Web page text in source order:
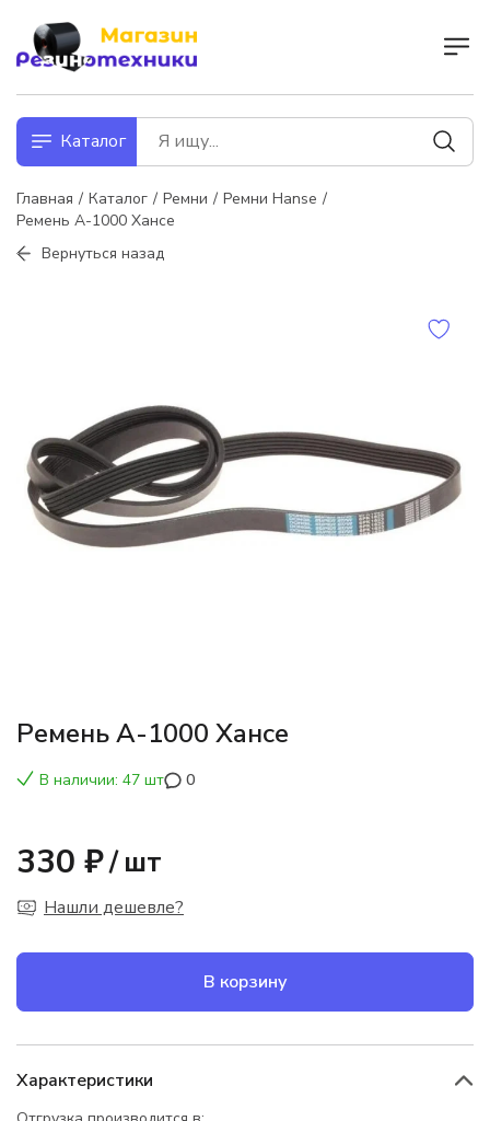
Каталог
Главная Каталог Ремни
Ремни Hanse
Ремень А-1000 Хансе
Вернуться назад
Ремень А-1000 Хансе
В наличии: 47 шт 0
330 ₽/ шт
Нашли дешевле?
В корзину
Характеристики